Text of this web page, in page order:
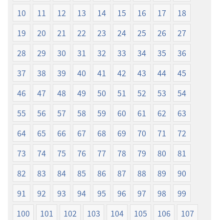
界
譯
10
11 12 13 14 15 16 17
18
19
20 21 22 23 24 25 26
27
28
29 30 31 32 33 34 35
36
37
38 39 40 41 42 43 44
45
46
47 48 49 50 51 52 53
54
55
56 57 58 59 60 61 62
63
64
65 66 67 68 69 70 71
72
73
74 75 76 77 78 79 80
81
82
83 84 85 86 87 88 89
90
91
92 93 94 95 96 97 98
99
100
101 102 103 104 105 106
107